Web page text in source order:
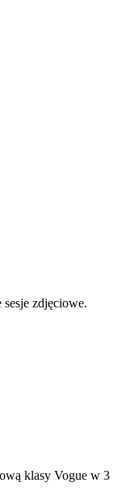
zdjęciowe.
klasy Vogue w 3